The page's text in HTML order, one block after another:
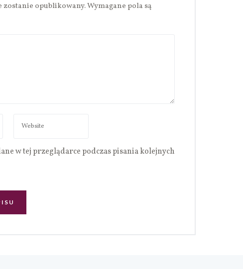
zostanie opublikowany.Wymagane pola są
w tej przeglądarce podczas pisania kolejnych